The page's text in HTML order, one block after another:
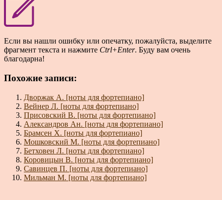
Если вы нашли ошибку или опечатку, пожалуйста, выделите
фрагмент текста и нажмите Ctrl+Enter. Буду вам очень
благодарна!
Похожие записи:
Дворжак А. [ноты для фортепиано]
Вейнер Л. [ноты для фортепиано]
Присовский В. [ноты для фортепиано]
Александров Ан. [ноты для фортепиано]
Брамсен Х. [ноты для фортепиано]
Мошковский М. [ноты для фортепиано]
Бетховен Л. [ноты для фортепиано]
Коровицын В. [ноты для фортепиано]
Савинцев П. [ноты для фортепиано]
Мильман М. [ноты для фортепиано]